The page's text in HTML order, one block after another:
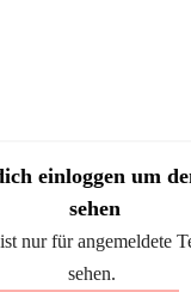
einloggen um
sehen
nur für angemeldete
sehen.